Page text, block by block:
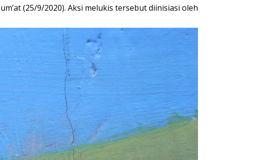
(25/9/2020). Aksi melukis tersebut diinisiasi oleh